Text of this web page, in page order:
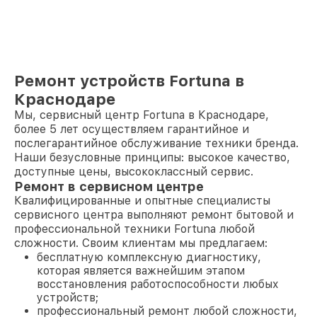
Ремонт устройств Fortuna в
Краснодаре
Мы, сервисный центр Fortuna в Краснодаре,
более 5 лет осуществляем гарантийное и
послегарантийное обслуживание техники бренда.
Наши безусловные принципы: высокое качество,
доступные цены, высококлассный сервис.
Ремонт в сервисном центре
Квалифицированные и опытные специалисты
сервисного центра выполняют ремонт бытовой и
профессиональной техники Fortuna любой
сложности. Своим клиентам мы предлагаем:
бесплатную комплексную диагностику,
которая является важнейшим этапом
восстановления работоспособности любых
устройств;
профессиональный ремонт любой сложности,